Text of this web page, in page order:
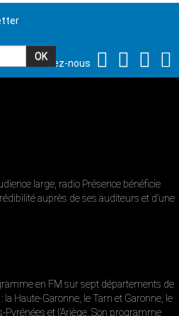
Suivez-nous
large, radio Présence bénéficie
auprès de ses auditeurs et d’une
en FM sur sept départements de
la Haute-Garonne, le Tarn et Garonne, le
Pyrénées et l’Ariège. Son programme